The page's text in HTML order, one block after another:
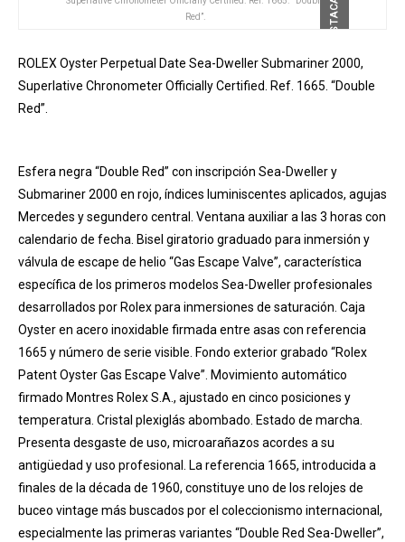
DESTACADO
Red”.
ROLEX Oyster Perpetual Date Sea-Dweller Submariner 2000,
Superlative Chronometer Officially Certified. Ref. 1665. “Double
Red”.
Esfera negra “Double Red” con inscripción Sea-Dweller y
Submariner 2000 en rojo, índices luminiscentes aplicados, agujas
Mercedes y segundero central. Ventana auxiliar a las 3 horas con
calendario de fecha. Bisel giratorio graduado para inmersión y
válvula de escape de helio “Gas Escape Valve”, característica
específica de los primeros modelos Sea-Dweller profesionales
desarrollados por Rolex para inmersiones de saturación. Caja
Oyster en acero inoxidable firmada entre asas con referencia
1665 y número de serie visible. Fondo exterior grabado “Rolex
Patent Oyster Gas Escape Valve”. Movimiento automático
firmado Montres Rolex S.A., ajustado en cinco posiciones y
temperatura. Cristal plexiglás abombado. Estado de marcha.
Presenta desgaste de uso, microarañazos acordes a su
antigüedad y uso profesional. La referencia 1665, introducida a
finales de la década de 1960, constituye uno de los relojes de
buceo vintage más buscados por el coleccionismo internacional,
especialmente las primeras variantes “Double Red Sea-Dweller”,